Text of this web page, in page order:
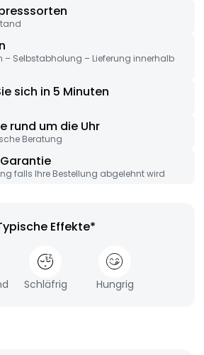
– Selbstabholung – Lieferung innerhalb
sich in 5 Minuten
rund um die Uhr
Beratung
falls Ihre Bestellung abgelehnt wird
Effekte*
Schläfrig Hungrig